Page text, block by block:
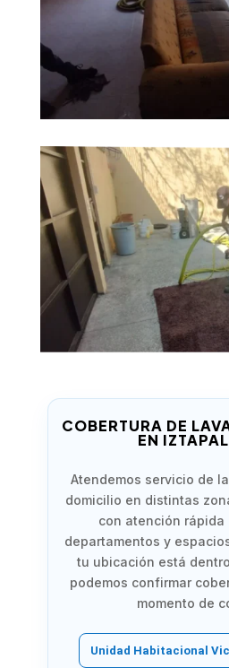
COBERTURA DE
EN
Atendemos servicio de
domicilio en distintas
con atención rápida
departamentos y
tu ubicación está
podemos confirmar
momento de
Unidad Habitacional